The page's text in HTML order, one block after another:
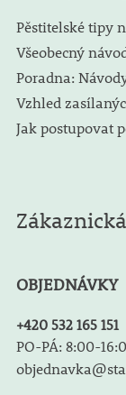
Pěstitelské tipy
Všeobecný
Poradna:
Vzhled
Jak postupovat
OBJEDNÁVKY
+420 532 165 151
PO-PÁ: 8:00-